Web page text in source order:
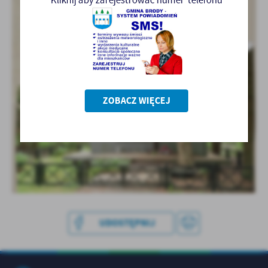
treści w postaci wiadomości, ofert, komunikatów mediów
UDOSTĘPNIJ
ZOBACZ WIĘCEJ